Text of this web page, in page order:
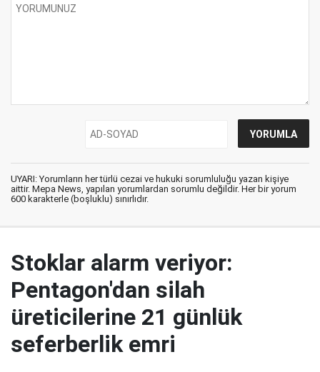
UYARI: Yorumların her türlü cezai ve hukuki sorumluluğu yazan kişiye
aittir. Mepa News, yapılan yorumlardan sorumlu değildir. Her bir yorum
600 karakterle (boşluklu) sınırlıdır.
Stoklar alarm veriyor:
Pentagon'dan silah
üreticilerine 21 günlük
seferberlik emri